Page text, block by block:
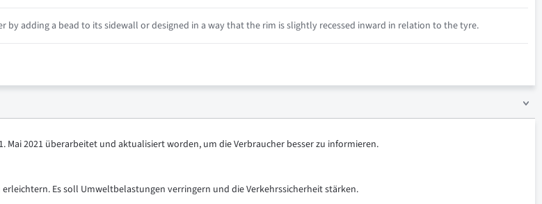
by adding a bead to its sidewall or designed in a way that the rim is slightly recessed inward in relation to the tyre.
2021 überarbeitet und aktualisiert worden, um die Verbraucher besser zu informieren.
Es soll Umweltbelastungen verringern und die Verkehrssicherheit stärken.